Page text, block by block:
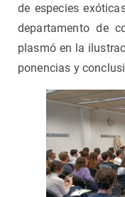
de especies
departamento de
plasmó en la
ponencias y